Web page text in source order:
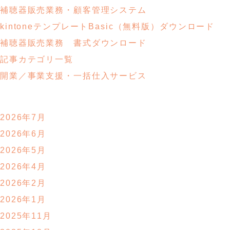
補聴器販売業務・顧客管理システム
kintoneテンプレートBasic （無料版）ダウンロード
補聴器販売業務
書式ダウンロード
記事カテゴリ一覧
開業／事業支援・ 一括仕入サービス
2026年7月
2026年6月
2026年5月
2026年4月
2026年2月
2026年1月
2025年11月